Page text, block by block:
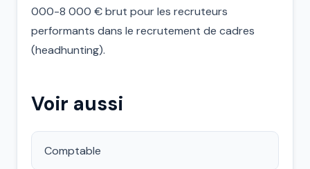
000-8 000 € brut pour les recruteurs
performants dans le recrutement de cadres
(headhunting).
Voir aussi
Comptable